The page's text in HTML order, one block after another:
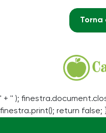
' + '' );
finestra.print(); return false;